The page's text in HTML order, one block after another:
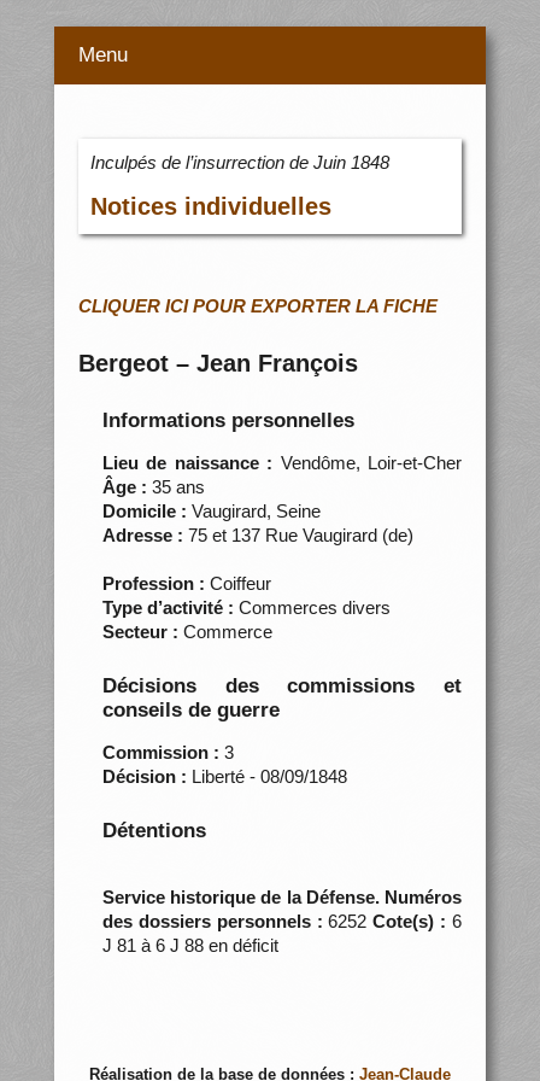
Menu
Inculpés de l’insurrection de Juin 1848
Notices individuelles
CLIQUER ICI POUR EXPORTER LA FICHE
Bergeot – Jean François
Informations personnelles
Lieu de naissance : Vendôme, Loir-et-Cher
Âge : 35 ans
Domicile : Vaugirard, Seine
Adresse : 75 et 137 Rue Vaugirard (de)
Profession : Coiffeur
Type d’activité : Commerces divers
Secteur : Commerce
Décisions des commissions et
conseils de guerre
Commission : 3
Décision : Liberté - 08/09/1848
Détentions
Service historique de la Défense. Numéros
des dossiers personnels :6252Cote(s) : 6
J 81 à 6 J 88 en déficit
Réalisation de la base de données : Jean-Claude